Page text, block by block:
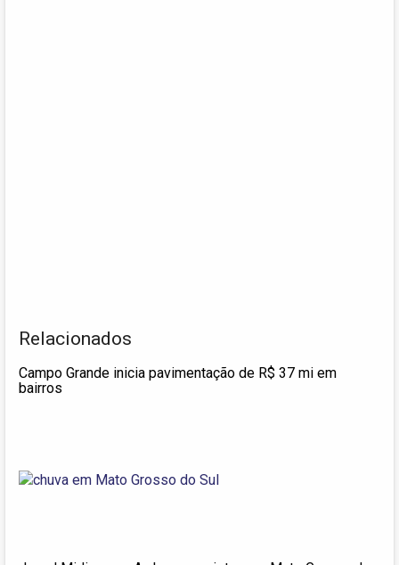
Relacionados
Campo Grande inicia pavimentação de R$ 37 mi em
bairros